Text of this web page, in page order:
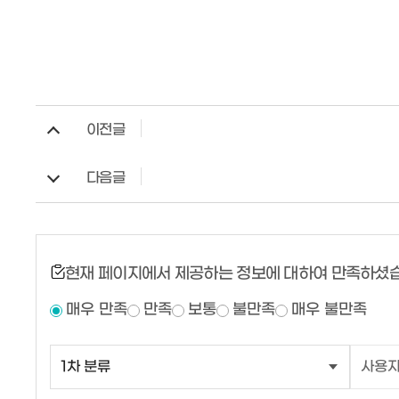
이전글
다음글
현재 페이지에서 제공하는 정보에 대하여 만족하셨
매우 만족 만족 보통 불만족 매우 불만족